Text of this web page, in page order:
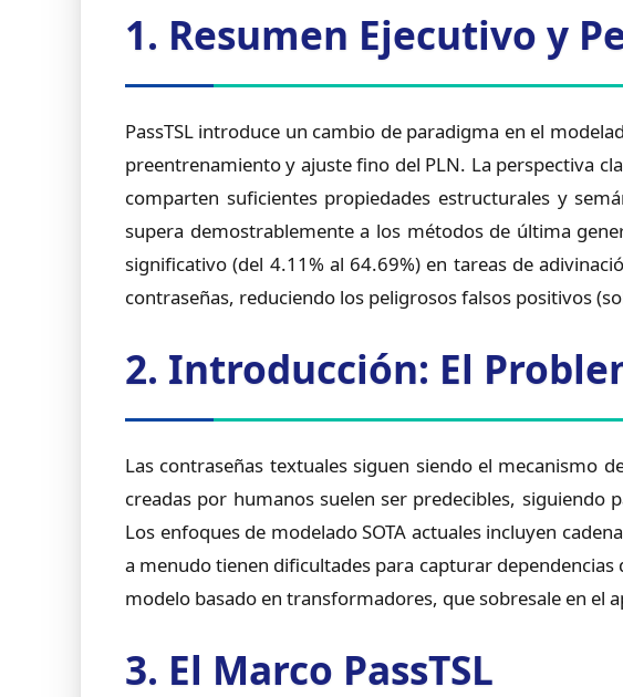
1. Resumen Ejecutivo y
PassTSL introduce un cambio de paradigma en el
preentrenamiento y ajuste fino del PLN. La perspectiva
comparten suficientes propiedades estructurales y
supera demostrablemente a los métodos de última
significativo (del 4.11% al 64.69%) en tareas de
contraseñas, reduciendo los peligrosos falsos positivos
2. Introducción: El
Las contraseñas textuales siguen siendo el mecanismo
creadas por humanos suelen ser predecibles, siguiendo
Los enfoques de modelado SOTA actuales incluyen
a menudo tienen dificultades para capturar dependencias
modelo basado en transformadores, que sobresale en el
3. El Marco PassTSL